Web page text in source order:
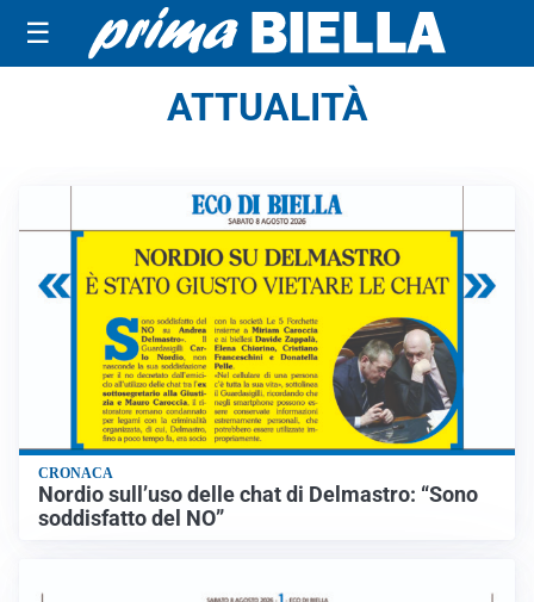
☰
ATTUALITÀ
CRONACA
Nordio sull’uso delle chat di Delmastro: “Sono
soddisfatto del NO”